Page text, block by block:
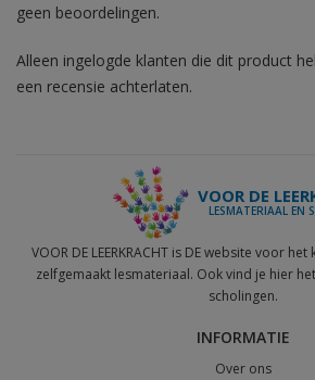
geen beoordelingen.
Alleen ingelogde klanten die dit product
een recensie achterlaten.
VOOR DE
LESMATERIAAL EN
VOOR DE LEERKRACHT is DE website voor
zelfgemaakt lesmateriaal. Ook vind je hier
scholingen.
INFORMATIE
Over ons